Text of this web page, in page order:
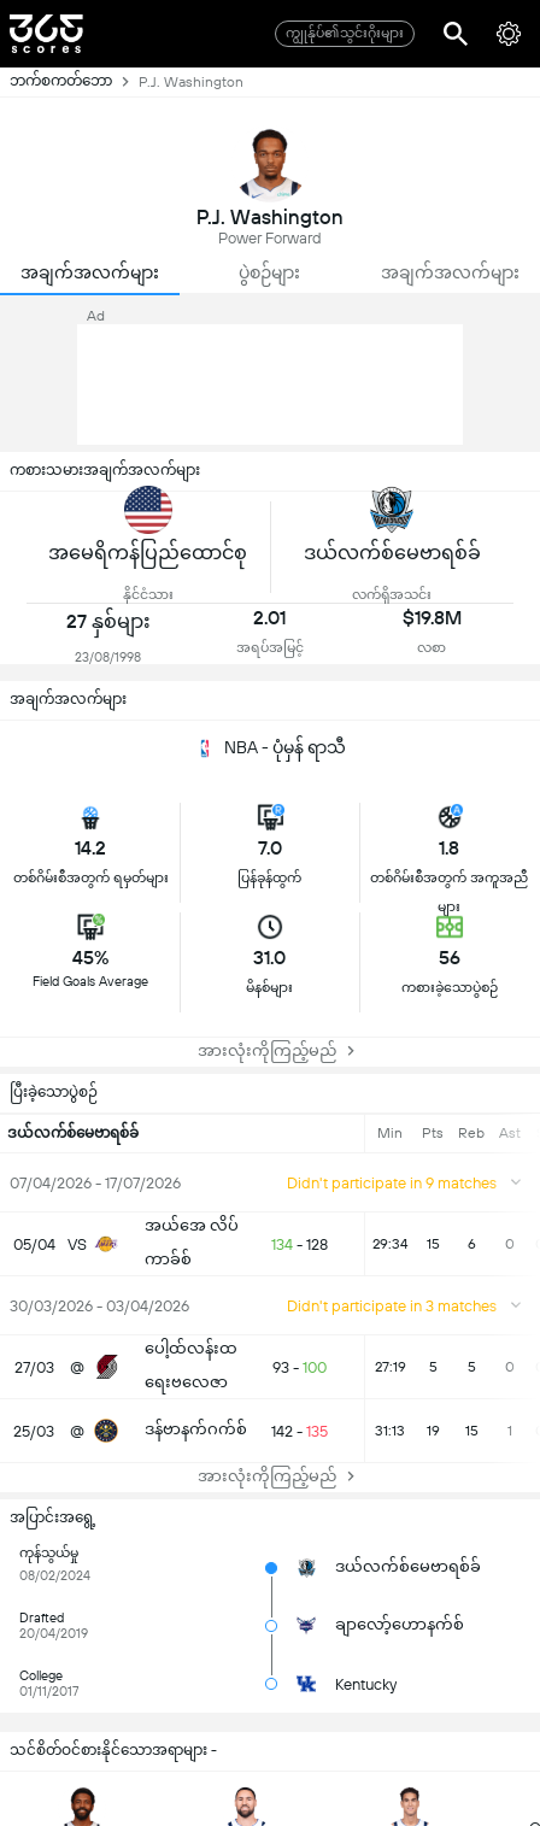
ကျွုန်ုပ်၏သွင်းဂိုးများ
ဘက်စကတ်ဘော P.J. Washington
P.J. Washington
Power Forward
အချက်အလက်များ ပွဲစဉ်များ အချက်အလက်များ
Ad
ကစားသမားအချက်အလက်များ
အမေရိကန်ပြည်ထောင်စု
နိုင်ငံသား
ဒယ်လက်စ်မေဗာရစ်ခ်
လက်ရှိအသင်း
27 နှစ်များ
23/08/1998
2.01
အရပ်အမြင့်
$19.8M
လစာ
အချက်အလက်များ
NBA - ပုံမှန် ရာသီ
14.2
တစ်ဂိမ်းစီအတွက် ရမှတ်များ
7.0
ပြန်ခုန်ထွက်
1.8
တစ်ဂိမ်းစီအတွက် အကူအညီ
များ
45%
Field Goals Average
31.0
မိနစ်များ
56
ကစားခဲ့သောပွဲစဉ်
အားလုံးကိုကြည့်မည်
ပြီးခဲ့သောပွဲစဉ်
ဒယ်လက်စ်မေဗာရစ်ခ် Min Pts Reb Ast
07/04/2026 - 17/07/2026 Didn't participate in 9 matches
05/04 VS
အယ်အေ လိပ်
ကာခ်စ်
134- 128 29:34 15 6 0
30/03/2026 - 03/04/2026 Didn't participate in 3 matches
27/03 @
ပေါ့ထ်လန်းထ
ရေးဗလေဇာ
93- 100 27:19 5 5 0
25/03 @ ဒန်ဗာနက်ဂက်စ် 142- 135 31:13 19 15 1
အားလုံးကိုကြည့်မည်
အပြာင်းအရွေ့
ကုန်သွယ်မှု
08/02/2024
ဒယ်လက်စ်မေဗာရစ်ခ်
Drafted
20/04/2019
ချာလော့်ဟောနက်စ်
College
01/11/2017
Kentucky
သင်စိတ်ဝင်စားနိုင်သောအရာများ -